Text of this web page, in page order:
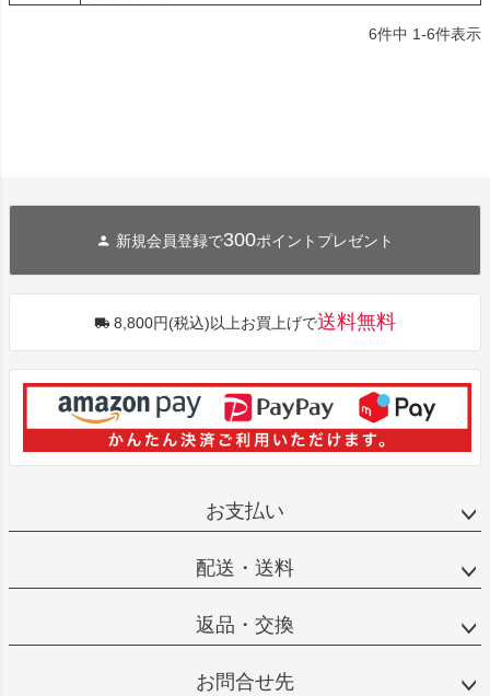
6件中 1-6件表示
新規会員登録で300ポイントプレゼント
8,800円(税込)以上お買上げで送料無料
お支払い
配送・送料
返品・交換
お問合せ先